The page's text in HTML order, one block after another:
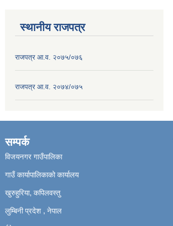
स्थानीय राजपत्र
राजपत्र आ.व. २०७५/०७६
राजपत्र आ.व. २०७४/०७५
सम्पर्क
विजयनगर गाउँपालिका
गाउँ कार्यापालिकाको कार्यालय
खुरुहुरिया, कपिलवस्तु
लुम्बिनी प्रदेश , नेपाल